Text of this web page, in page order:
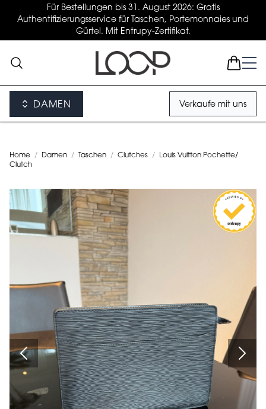
Für Bestellungen bis 31. August 2026: Gratis
Authentifizierungsservice für Taschen, Portemonnaies und
Gürtel. Mit Entrupy-Zertifikat.
DAMEN Verkaufe mit uns
Home / Damen / Taschen / Clutches /
Louis Vuitton Pochette/
Clutch